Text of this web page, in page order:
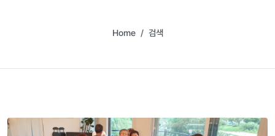
Home 검색